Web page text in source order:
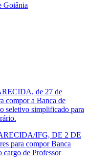
Goiânia
de 27 de
compor a Banca de
seletivo simplificado para
IFG, DE 2 DE
para compor Banca
cargo de Professor